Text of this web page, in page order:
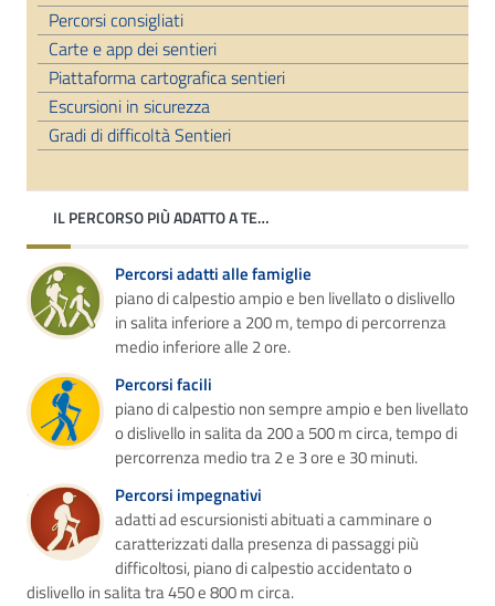
Percorsi consigliati
Carte e app dei sentieri
Piattaforma cartografica sentieri
Escursioni in sicurezza
Gradi di difficoltà Sentieri
IL PERCORSO PIÙ ADATTO A TE…
Percorsi adatti alle famiglie
piano di calpestio ampio e ben livellato o dislivello
in salita inferiore a 200 m, tempo di percorrenza
medio inferiore alle 2 ore.
Percorsi facili
piano di calpestio non sempre ampio e ben livellato
o dislivello in salita da 200 a 500 m circa, tempo di
percorrenza medio tra 2 e 3 ore e 30 minuti.
Percorsi impegnativi
adatti ad escursionisti abituati a camminare o
caratterizzati dalla presenza di passaggi più
difficoltosi, piano di calpestio accidentato o
dislivello in salita tra 450 e 800 m circa.